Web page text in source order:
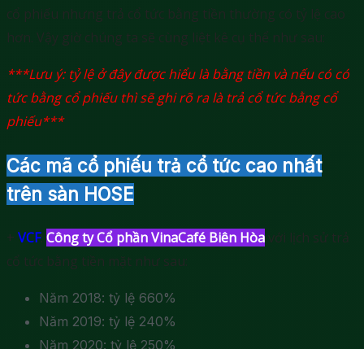
cổ phiếu nhưng trả cổ tức bằng tiền thường có tỷ lệ cao
hơn. Vậy giờ chúng ta sẽ cùng liệt kê cụ thể như sau:
***Lưu ý: tỷ lệ ở đây được hiểu là bằng tiền và nếu có có
tức bằng cổ phiếu thì sẽ ghi rõ ra là trả cổ tức bằng cổ
phiếu***
Các mã cổ phiếu trả cổ tức cao nhất
trên sàn HOSE
+ VCF: Công ty Cổ phần VinaCafé Biên Hòa với lịch sử trả
cổ tức bằng tiền mặt như sau:
Năm 2018: tỷ lệ 660%
Năm 2019: tỷ lệ 240%
Năm 2020: tỷ lệ 250%